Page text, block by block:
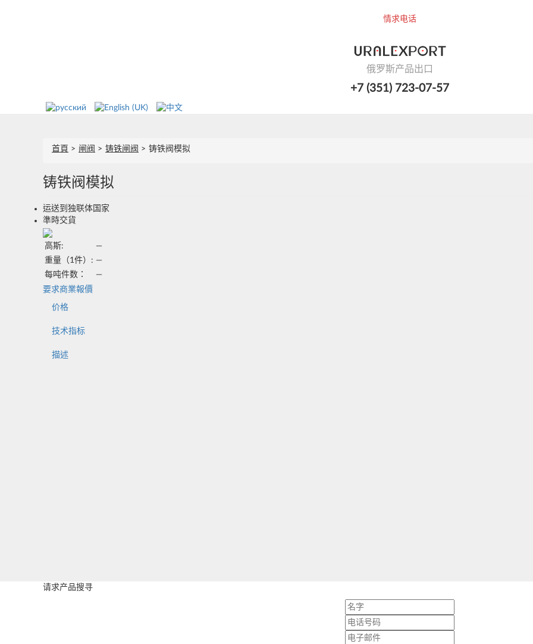
情求电话
俄罗斯产品出口
+7 (351) 723-07-57
首頁 闸阀 铸铁闸阀 铸铁阀模拟
铸铁阀模拟
运送到独联体国家
準時交貨
高斯:
—
重量（1件）: —
每吨件数：
—
要求商業報價
价格
技术指标
描述
请求产品搜寻